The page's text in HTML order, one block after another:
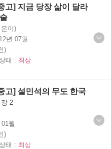
고] 지금 당장 삶이 달라
은이)
년 07월
)
태 : 최상
고] 설민석의 무도 한국
2
월
)
태 : 최상